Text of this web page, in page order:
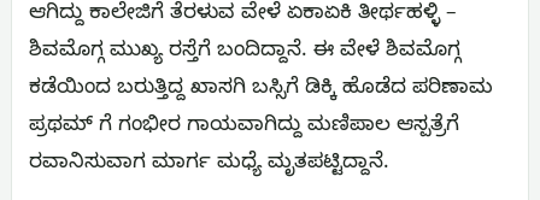
ಆಗಿದ್ದು ಕಾಲೇಜಿಗೆ ತೆರಳುವ ವೇಳೆ ಏಕಾಏಕಿ ತೀರ್ಥಹಳ್ಳಿ –
ಶಿವಮೊಗ್ಗ ಮುಖ್ಯ ರಸ್ತೆಗೆ ಬಂದಿದ್ದಾನೆ. ಈ ವೇಳೆ ಶಿವಮೊಗ್ಗ
ಕಡೆಯಿಂದ ಬರುತ್ತಿದ್ದ ಖಾಸಗಿ ಬಸ್ಸಿಗೆ ಡಿಕ್ಕಿ ಹೊಡೆದ ಪರಿಣಾಮ
ಪ್ರಥಮ್ ಗೆ ಗಂಭೀರ ಗಾಯವಾಗಿದ್ದು ಮಣಿಪಾಲ ಆಸ್ಪತ್ರೆಗೆ
ರವಾನಿಸುವಾಗ ಮಾರ್ಗ ಮಧ್ಯೆ ಮೃತಪಟ್ಟಿದ್ದಾನೆ‌.